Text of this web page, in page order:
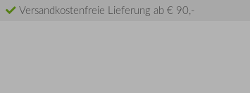
Versandkostenfreie Lieferung ab € 90,-